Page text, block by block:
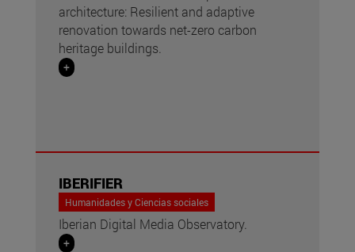
architecture: Resilient and adaptive
renovation towards net-zero carbon
heritage buildings.
+
IBERIFIER
Humanidades y Ciencias sociales
Iberian Digital Media Observatory.
+